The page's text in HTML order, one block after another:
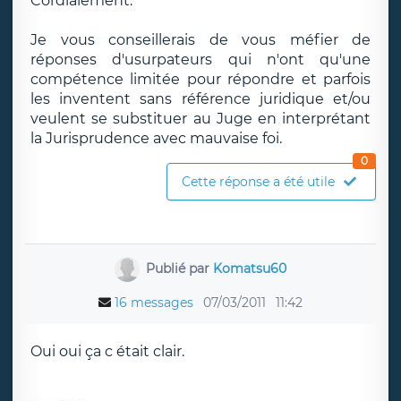
Je vous conseillerais de vous méfier de
réponses d'usurpateurs qui n'ont qu'une
compétence limitée pour répondre et parfois
les inventent sans référence juridique et/ou
veulent se substituer au Juge en interprétant
la Jurisprudence avec mauvaise foi.
Cette réponse a été utile
0
Publié par Komatsu60
16 messages 07/03/2011 11:42
Oui oui ça c était clair.